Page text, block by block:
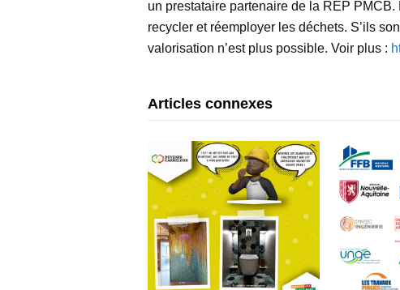
un prestataire partenaire de la REP
recycler et réemployer les déchets. S’ils
valorisation n’est plus possible. Voir plus :
Articles connexes